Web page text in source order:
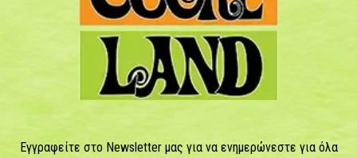
Εγγραφείτε στο Newsletter μας για να ενημερώνεστε για όλα